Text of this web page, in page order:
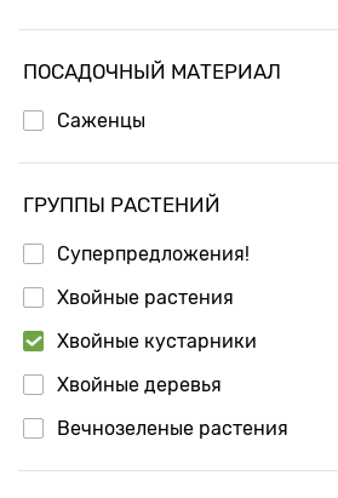
ПОСАДОЧНЫЙ МАТЕРИАЛ
Саженцы
ГРУППЫ РАСТЕНИЙ
Суперпредложения!
Хвойные растения
Хвойные кустарники
Хвойные деревья
Вечнозеленые растения